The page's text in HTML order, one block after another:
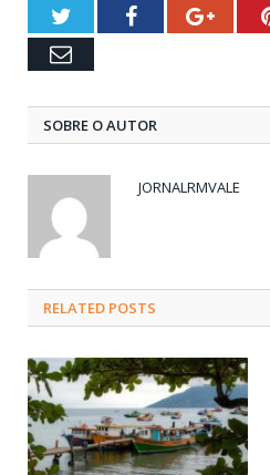
TwitterFacebook
Email
SOBRE O AUTOR
JORNALRMVALE
RELATED POSTS